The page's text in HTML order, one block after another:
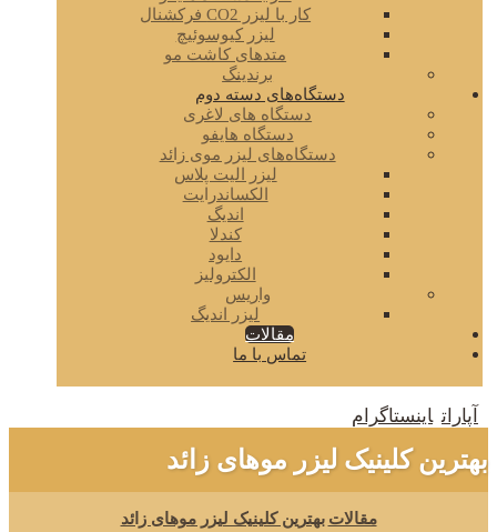
کار با لیزر CO2 فرکشنال
لیزر کیوسوئیچ
متدهای کاشت مو
برندینگ
دستگاه‌های دسته دوم
دستگاه های لاغری
دستگاه هایفو
دستگاه‌های لیزر موی زائد
لیزر الیت پلاس
الکساندرایت
اندیگ
کندلا
دایود
الکترولیز
واریس
لیزر اندیگ
مقالات
تماس با ما
آپارات اینستاگرام
بهترین کلینیک لیزر موهای زائد
مقالات بهترین کلینیک لیزر موهای زائد